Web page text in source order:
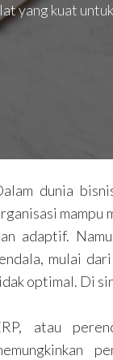
yang kuat
dunia
mampu
adaptif.
mulai
optimal. Di
atau